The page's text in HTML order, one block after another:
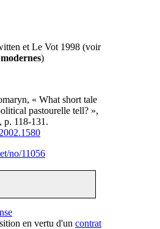
et Le Vot 1998 (voir
)
« What short tale
pastourelle tell? »,
p. 118-131.
no/11056
en vertu d'un contrat